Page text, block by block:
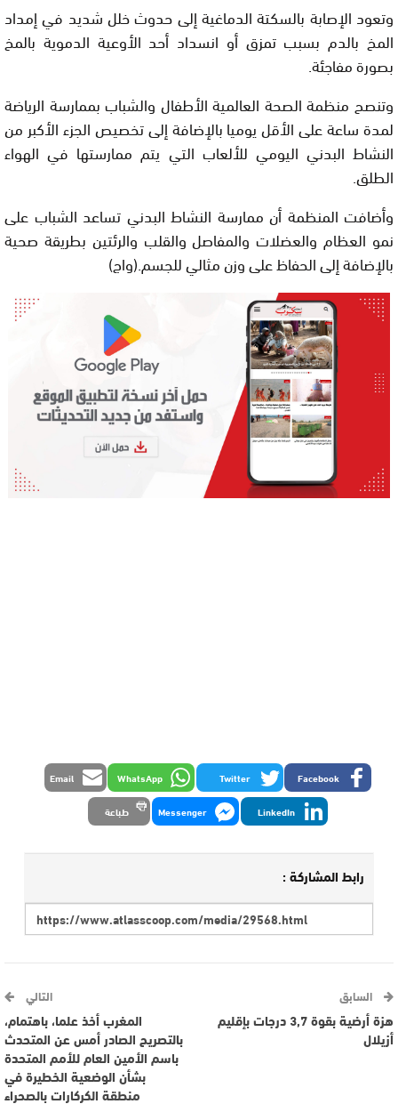
وتعود الإصابة بالسكتة الدماغية إلى حدوث خلل شديد في إمداد
المخ بالدم بسبب تمزق أو انسداد أحد الأوعية الدموية بالمخ
بصورة مفاجئة.
وتنصح منظمة الصحة العالمية الأطفال والشباب بممارسة الرياضة
لمدة ساعة على الأقل يوميا بالإضافة إلى تخصيص الجزء الأكبر من
النشاط البدني اليومي للألعاب التي يتم ممارستها في الهواء
الطلق.
وأضافت المنظمة أن ممارسة النشاط البدني تساعد الشباب على
نمو العظام والعضلات والمفاصل والقلب والرئتين بطريقة صحية
بالإضافة إلى الحفاظ على وزن مثالي للجسم.(واج)
Facebook
Twitter
WhatsApp
Email
LinkedIn
Messenger طباعة
رابط المشاركة :
السابق
هزة أرضية بقوة 3,7 درجات بإقليم
أزيلال
التالي
المغرب أخذ علما، باهتمام،
بالتصريح الصادر أمس عن المتحدث
باسم الأمين العام للأمم المتحدة
بشأن الوضعية الخطيرة في
منطقة الكركارات بالصحراء